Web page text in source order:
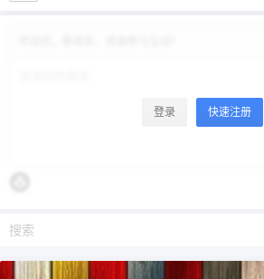
登录 快速注册